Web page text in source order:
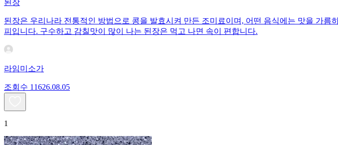
된장
된장은 우리나라 전통적인 방법으로 콩을 발효시켜 만든 조미료이며, 어떤 음식에는 맛을 가
피입니다. 구수하고 감칠맛이 많이 나는 된장은 먹고 나면 속이 편합니다.
라임미소가
조회수 11626.08.05
1